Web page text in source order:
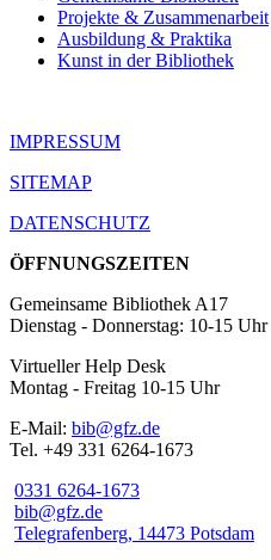
Projekte & Zusammenarbeit
Ausbildung & Praktika
Kunst in der Bibliothek
IMPRESSUM
SITEMAP
DATENSCHUTZ
ÖFFNUNGSZEITEN
Gemeinsame Bibliothek A17
Dienstag - Donnerstag: 10-15 Uhr
Virtueller Help Desk
Montag - Freitag 10-15 Uhr
E-Mail: bib@gfz.de
Tel. +49 331 6264-1673
0331 6264-1673
bib@gfz.de
Telegrafenberg, 14473 Potsdam